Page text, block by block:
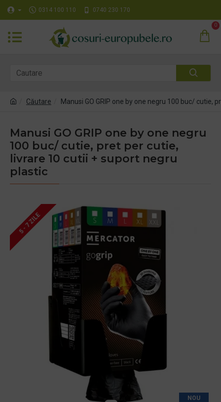
0314 100 110 0740 230 170
0
Căutare Manusi GO GRIP one by one negru 100 buc/ cutie,
Manusi GO GRIP one by one negru
100 buc/ cutie, pret per cutie,
livrare 10 cutii + suport negru
plastic
NOU
5 - 7 ZILE